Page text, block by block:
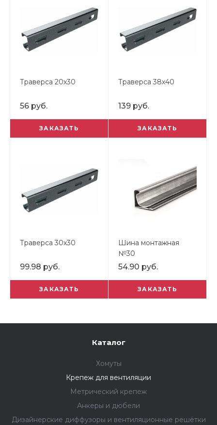
Траверса 20х30
56 руб.
ЗАКАЗАТЬ
Траверса 38х40
139 руб.
ЗАКАЗАТЬ
Траверса 30х30
99.98 руб.
ЗАКАЗАТЬ
Шина монтажная
№30
54.90 руб.
ЗАКАЗАТЬ
Каталог
Хомуты
Крепеж для вентиляции
Метрический крепеж
Анкеры и дюбели
Дизайнерские диффузоры и вентиляционные решётки